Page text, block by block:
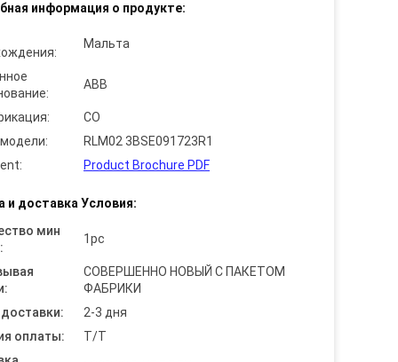
информация о продукте:
Мальта
ABB
CO
RLM02 3BSE091723R1
Product Brochure PDF
и доставка Условия:
мин
1pc
СОВЕРШЕННО НОВЫЙ С ПАКЕТОМ
ФАБРИКИ
2-3 дня
оплаты:
T/T